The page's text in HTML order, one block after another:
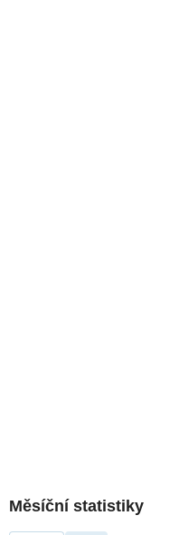
Měsíční statistiky